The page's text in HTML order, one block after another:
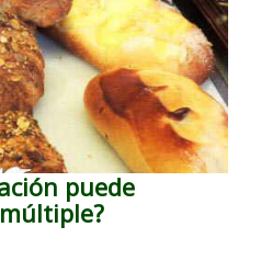
puede